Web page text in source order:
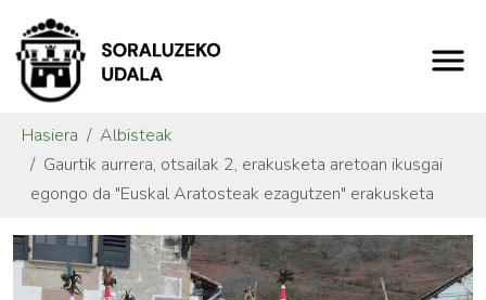
Hasiera
Albisteak
Gaurtik aurrera, otsailak 2, erakusketa aretoan ikusgai
egongo da "Euskal Aratosteak ezagutzen" erakusketa